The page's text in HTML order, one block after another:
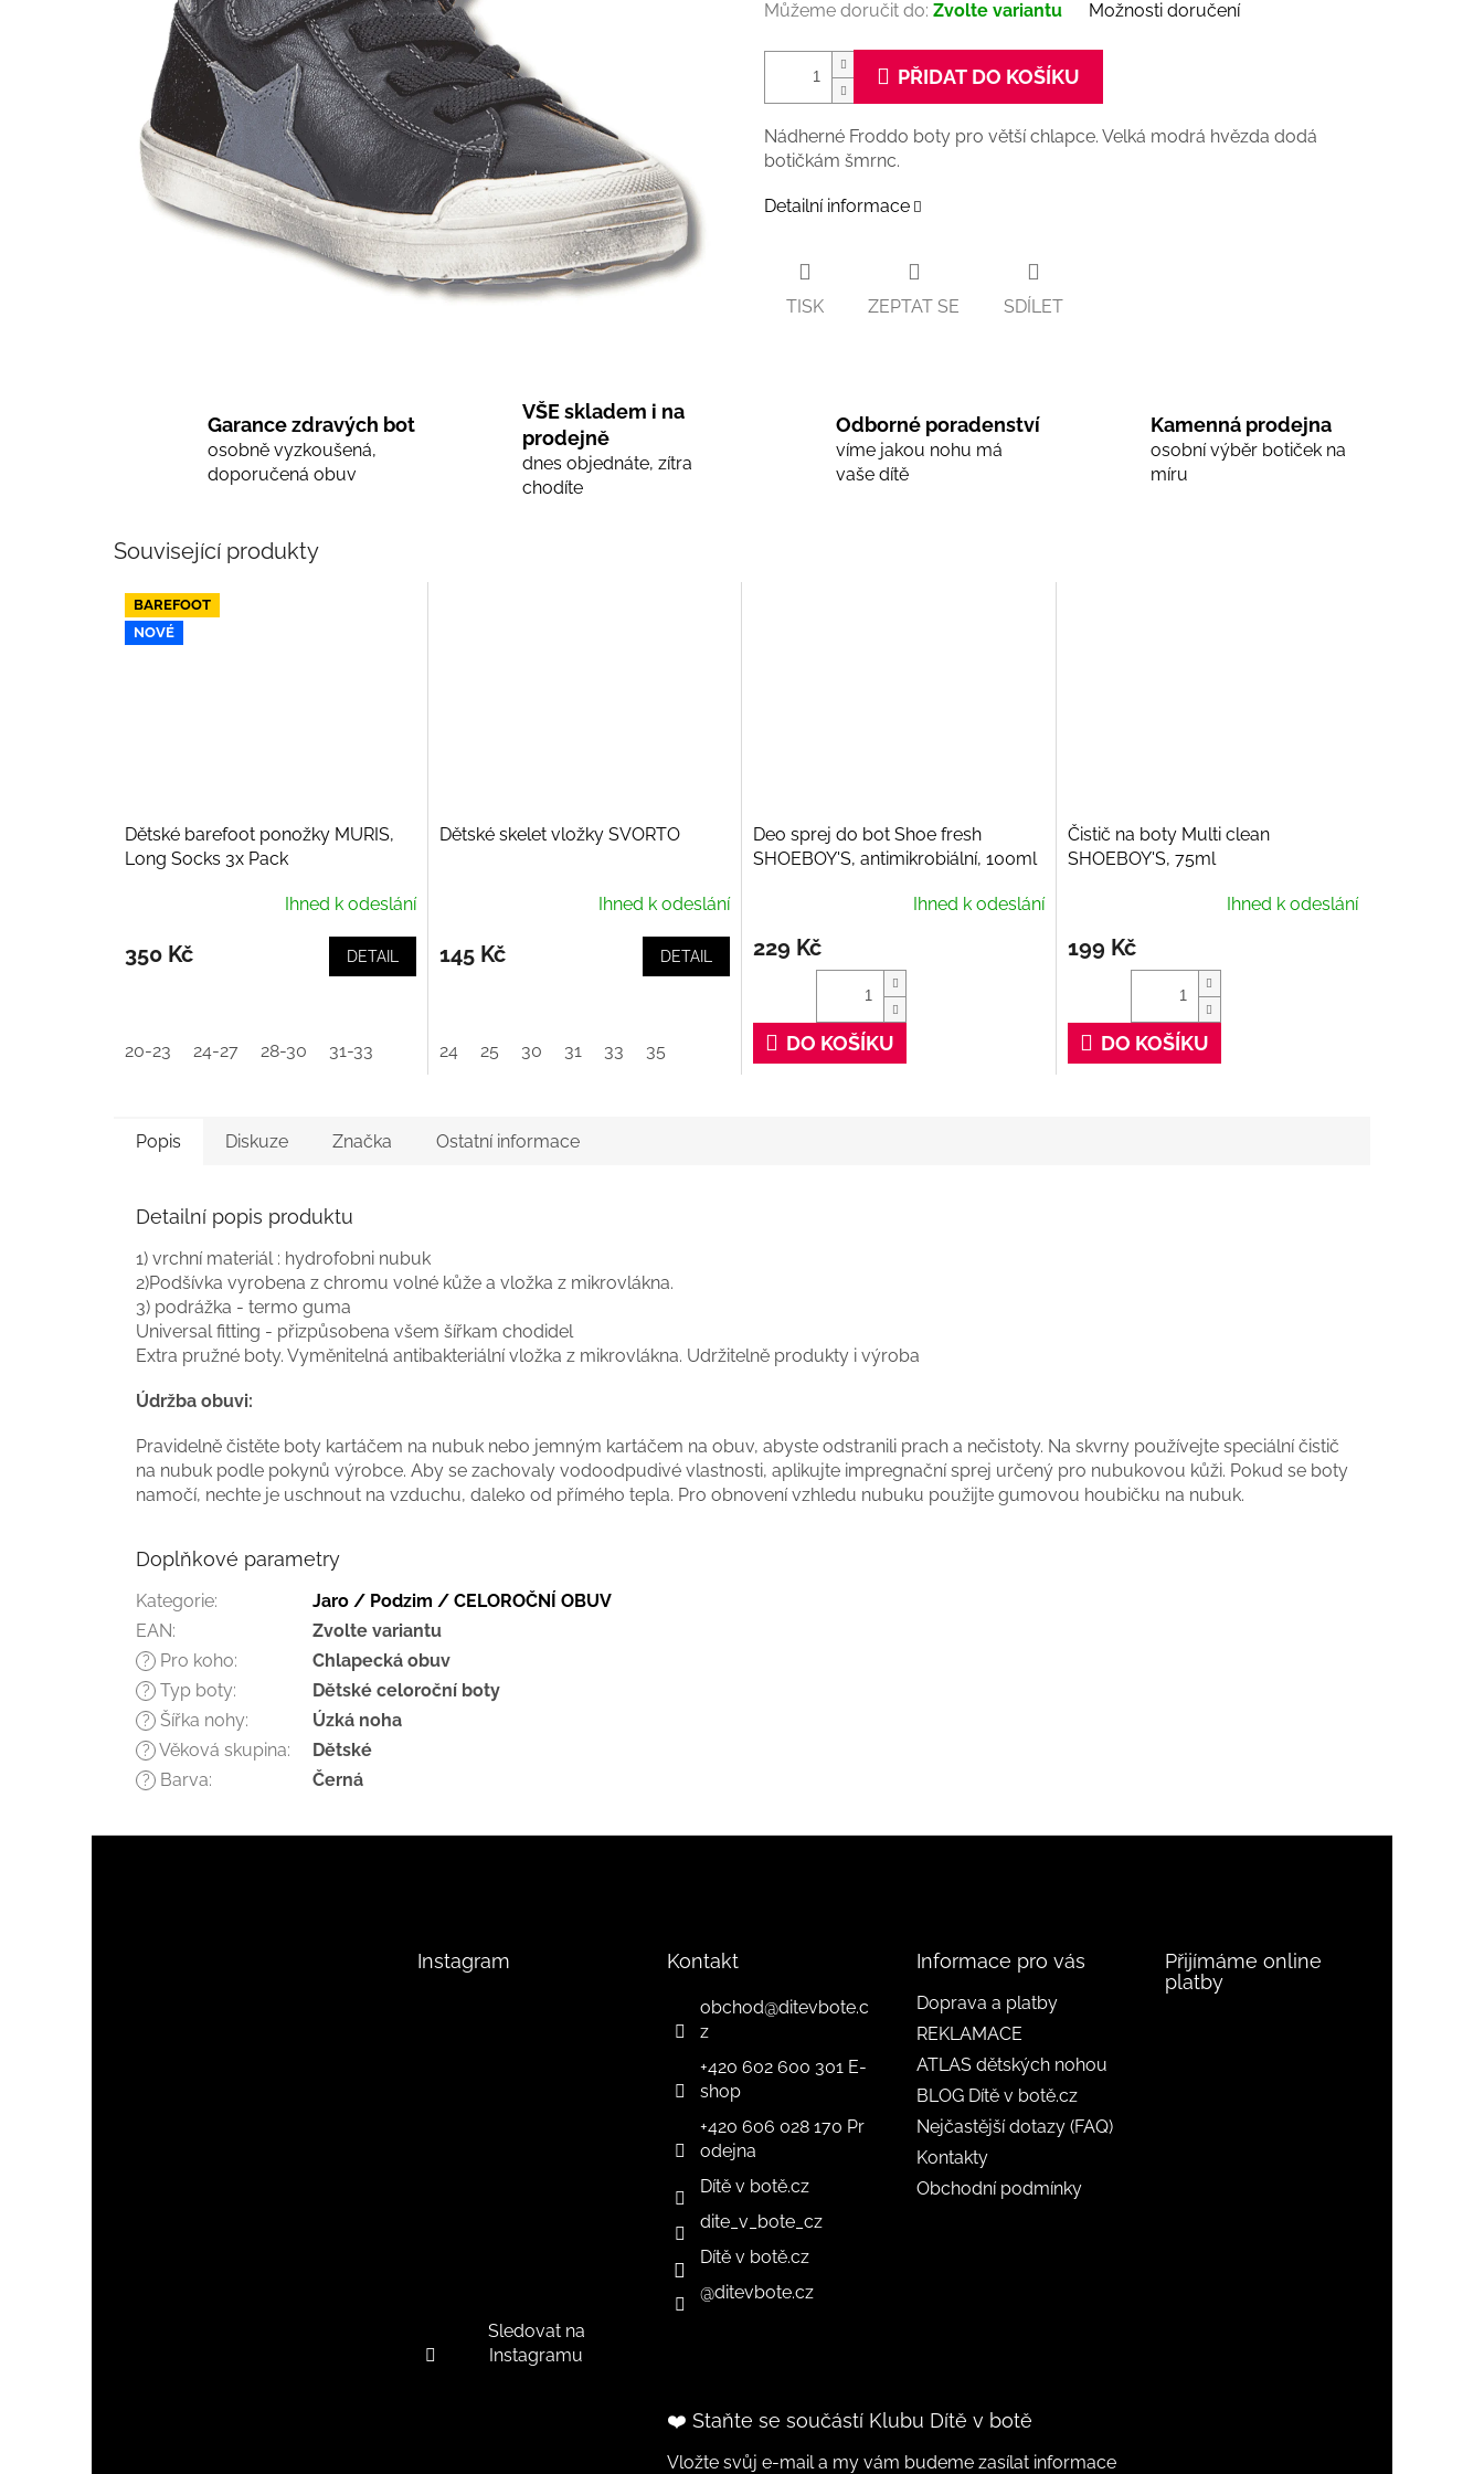
Můžeme doručit do: Zvolte variantu Možnosti doručení
PŘIDAT DO KOŠÍKU
Nádherné Froddo boty pro větší chlapce. Velká modrá hvězda dodá
botičkám šmrnc.
Detailní informace
TISK ZEPTAT SE SDÍLET
Garance zdravých bot
osobně vyzkoušená,
doporučená obuv
VŠE skladem i na
prodejně
dnes objednáte, zítra
chodíte
Odborné poradenství
víme jakou nohu má
vaše dítě
Kamenná prodejna
osobní výběr botiček na
míru
Související produkty
BAREFOOT
NOVÉ
Dětské barefoot ponožky MURIS,
Long Socks 3x Pack
Ihned k odeslání
350 Kč DETAIL
20-23 24-27 28-30 31-33
Dětské skelet vložky SVORTO
Ihned k odeslání
145 Kč DETAIL
24 25 30 31 33 35
Deo sprej do bot Shoe fresh
SHOEBOY'S, antimikrobiální, 100ml
Ihned k odeslání
229 Kč
DO KOŠÍKU
Čistič na boty Multi clean
SHOEBOY'S, 75ml
Ihned k odeslání
199 Kč
DO KOŠÍKU
Popis Diskuze Značka Ostatní informace
Detailní popis produktu
1) vrchní materiál : hydrofobni nubuk
2)Podšívka vyrobena z chromu volné kůže a vložka z mikrovlákna.
3) podrážka - termo guma
Universal fitting - přizpůsobena všem šířkam chodidel
Extra pružné boty. Vyměnitelná antibakteriální vložka z mikrovlákna. Udržitelně produkty i výroba
Údržba obuvi:
Pravidelně čistěte boty kartáčem na nubuk nebo jemným kartáčem na obuv, abyste odstranili prach a nečistoty. Na skvrny používejte speciální čistič
na nubuk podle pokynů výrobce. Aby se zachovaly vodoodpudivé vlastnosti, aplikujte impregnační sprej určený pro nubukovou kůži. Pokud se boty
namočí, nechte je uschnout na vzduchu, daleko od přímého tepla. Pro obnovení vzhledu nubuku použijte gumovou houbičku na nubuk.
Doplňkové parametry
Kategorie:
Jaro / Podzim / CELOROČNÍ OBUV
EAN: Zvolte variantu
? Pro koho: Chlapecká obuv
? Typ boty: Dětské celoroční boty
? Šířka nohy: Úzká noha
? Věková skupina: Dětské
? Barva: Černá
Instagram
Sledovat na
Instagramu
Kontakt
obchod@ditevbote.c
z
+420 602 600 301 E-
shop
+420 606 028 170 Pr
odejna
Dítě v botě.cz
dite_v_bote_cz
Dítě v botě.cz
@ditevbote.cz
Informace pro vás
Doprava a platby
REKLAMACE
ATLAS dětských nohou
BLOG Dítě v botě.cz
Nejčastější dotazy (FAQ)
Kontakty
Obchodní podmínky
Přijímáme online
platby
❤️ Staňte se součástí Klubu Dítě v botě
Vložte svůj e-mail a my vám budeme zasílat informace